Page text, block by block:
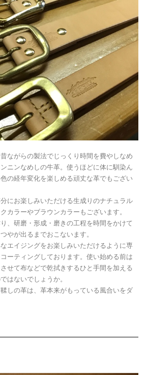
ながらの製法でじっくり時間を費やしなめ
ニンなめしの牛革。使うほどに体に馴染ん
の経年変化を楽しめる頑丈な革でもござい
にお楽しみいただける生成りのナチュラル
カラーやブラウンカラーもございます。
、研磨・形成・磨きの工程を時間をかけて
やが出るまでおこないます。
エイジングをお楽しみいただけるように専
ーティングしております。使い始める前は
せて布などで乾拭きするひと手間を加える
はないでしょうか。
しの革は、革本来がもっている風合いをダ